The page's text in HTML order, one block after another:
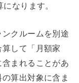
なります。
クルームを別途
して「月額家
まれることがあ
算出対象に含ま